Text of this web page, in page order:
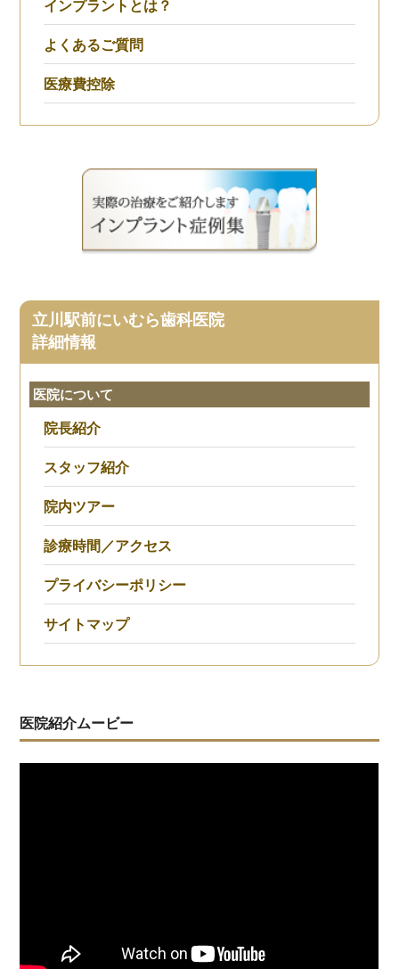
インプラントとは？
よくあるご質問
医療費控除
立川駅前にいむら歯科医院
詳細情報
医院について
院長紹介
スタッフ紹介
院内ツアー
診療時間／アクセス
プライバシーポリシー
サイトマップ
医院紹介ムービー